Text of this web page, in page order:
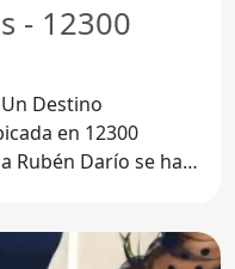
- 12300
Destino
Rubén Darío se ha